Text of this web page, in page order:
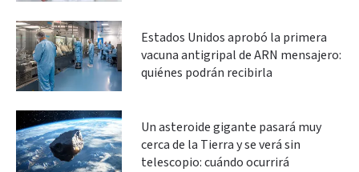
Estados Unidos aprobó la primera
vacuna antigripal de ARN mensajero:
quiénes podrán recibirla
Un asteroide gigante pasará muy
cerca de la Tierra y se verá sin
telescopio: cuándo ocurrirá